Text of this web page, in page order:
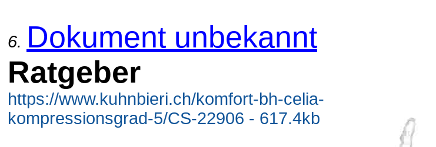
6. Dokument unbekannt
Ratgeber
https://www.kuhnbieri.ch/komfort-bh-celia-
kompressionsgrad-5/CS-22906 - 617.4kb